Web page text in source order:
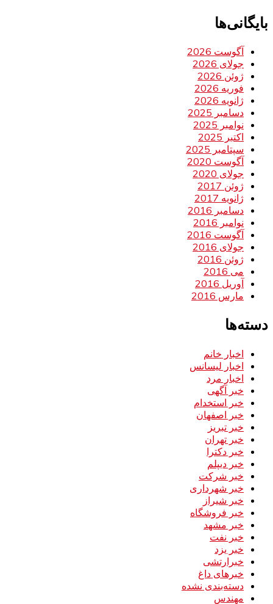
بایگانی‌ها
آگوست 2026
جولای 2026
ژوئن 2026
فوریه 2026
ژانویه 2026
دسامبر 2025
نوامبر 2025
اکتبر 2025
سپتامبر 2025
آگوست 2020
جولای 2020
ژوئن 2017
ژانویه 2017
دسامبر 2016
نوامبر 2016
آگوست 2016
جولای 2016
ژوئن 2016
می 2016
آوریل 2016
مارس 2016
دسته‌ها
اخبار خانم
اخبار لیسانس
اخبار مرد
خبر آگهی
خبر استخدام
خبر اصفهان
خبر تبریز
خبر تهران
خبر دکترا
خبر دیپلم
خبر شرکت
خبر شهرداری
خبر شیراز
خبر فروشگاه
خبر مشهد
خبر نفت
خبر یزد
خبرارتشی
خبرهای داغ
دسته‌بندی نشده
مهندس